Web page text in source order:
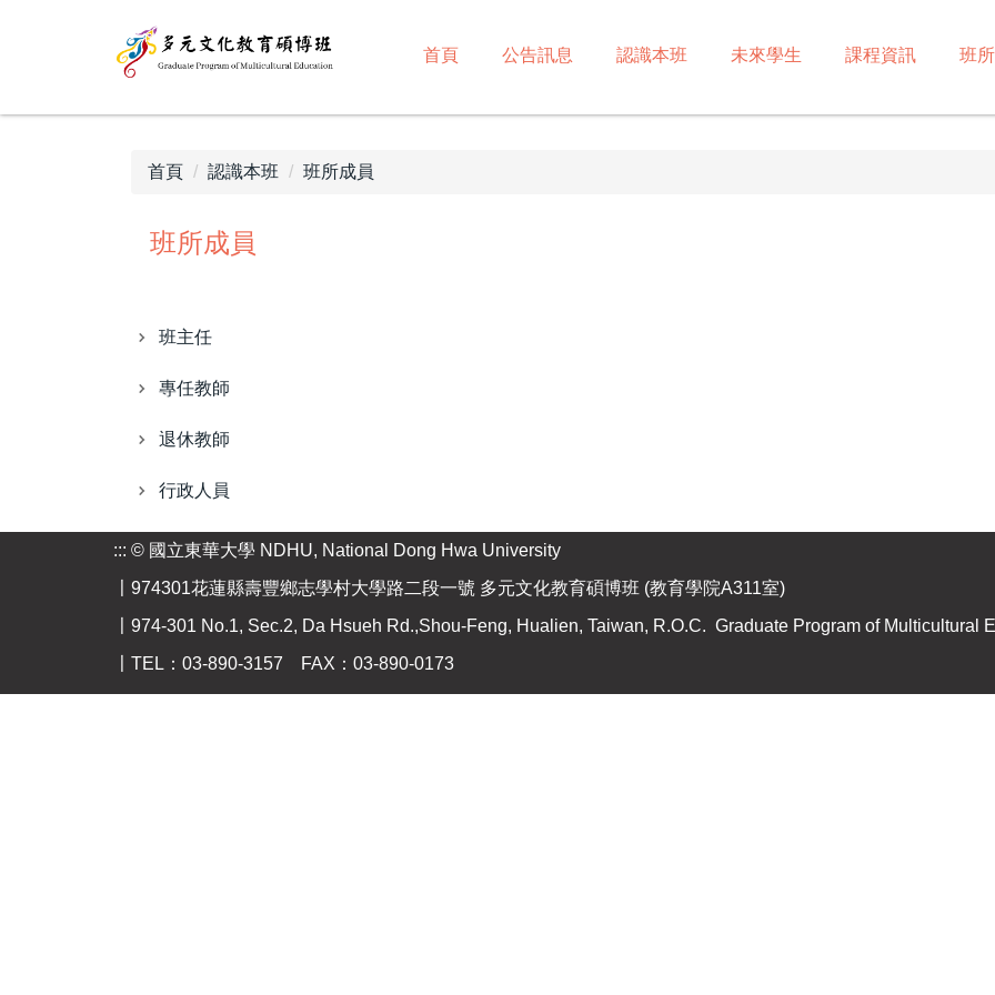
首頁 公告訊息 認識本班 未來學生 課程資訊 班
首頁 認識本班 班所成員
班所成員
班主任
專任教師
退休教師
行政人員
::: © 國立東華大學 NDHU, National Dong Hwa University
〡974301花蓮縣壽豐鄉志學村大學路二段一號 多元文化教育碩博班 (教育學院A311室)
〡974-301 No.1, Sec.2, Da Hsueh Rd.,Shou-Feng, Hualien, Taiwan, R.O.C. Graduate Program of Multicultural
〡TEL：03-890-3157 FAX：03-890-0173